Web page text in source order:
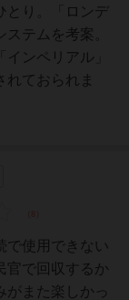
とり。「ロンデ
テムを考案。
インペリアル」
れておられま
で使用できない
官で回収するか
がまた楽しかっ